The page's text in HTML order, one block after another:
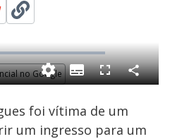
no Google
Subtitles
Fullscreen
foi vítima de um
um ingresso para um